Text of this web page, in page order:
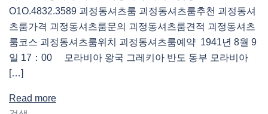
O1O.4832.3589 괴정동셔츠룸 괴정동셔츠룸추천 괴정동셔
츠룸가격 괴정동셔츠룸문의 괴정동셔츠룸견적 괴정동셔츠
룸코스 괴정동셔츠룸위치 괴정동셔츠룸예약 1941년 8월 9
일 17：00 모라비아 왕국 그레키아 반도 동부 모라비아
[…]
Read more